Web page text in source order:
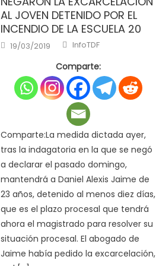
AL JOVEN DETENIDO POR EL
INCENDIO DE LA ESCUELA 20
Posted
on
19/03/2019 Author
InfoTDF
Comparte:
Comparte:La medida dictada ayer,
tras la indagatoria en la que se negó
a declarar el pasado domingo,
mantendrá a Daniel Alexis Jaime de
23 años, detenido al menos diez días,
que es el plazo procesal que tendrá
ahora el magistrado para resolver su
situación procesal. El abogado de
Jaime había pedido la excarcelación,